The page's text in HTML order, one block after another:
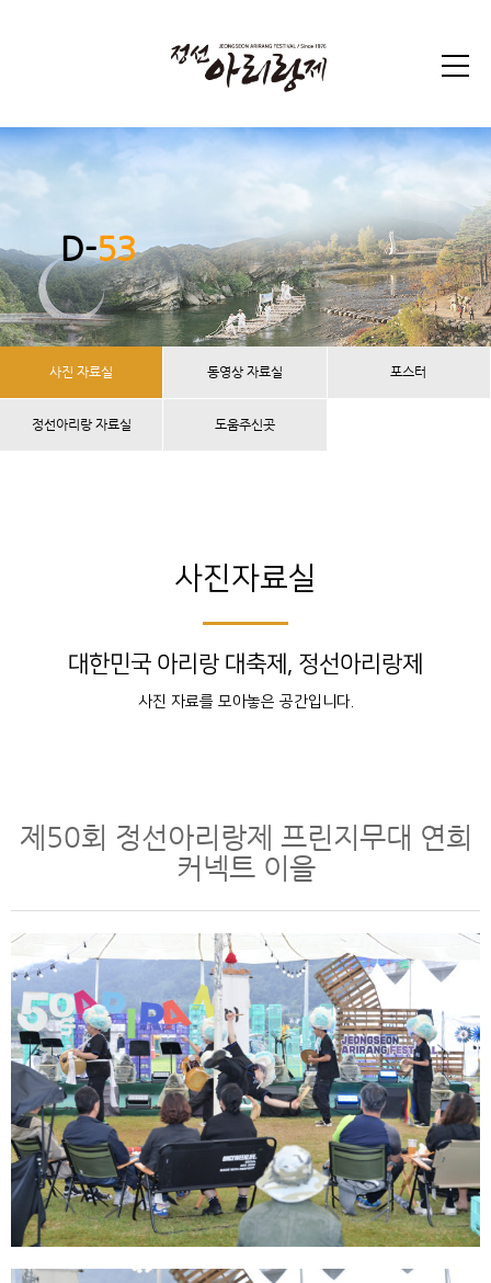
D-53
사진 자료실 동영상 자료실 포스터
정선아리랑 자료실 도움주신곳
사진자료실
대한민국 아리랑 대축제, 정선아리랑제
사진 자료를 모아놓은 공간입니다.
제50회 정선아리랑제 프린지무대 연희
커넥트 이을